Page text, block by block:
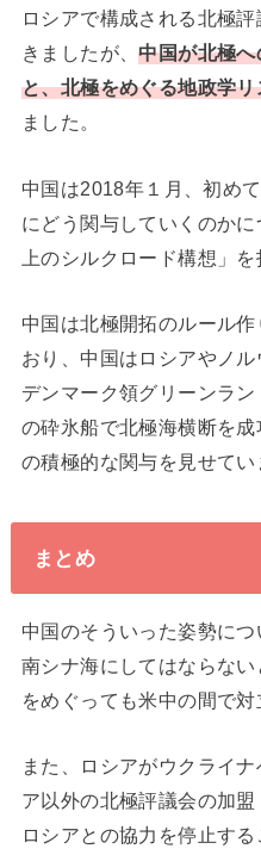
ロシアで構成される北極
きましたが、中国が北極
と、北極をめぐる地政学
ました。
中国は2018年１月、初め
にどう関与していくのか
上のシルクロード構想」を
中国は北極開拓のルール
おり、中国はロシアやノ
デンマーク領グリーンラ
の砕氷船で北極海横断を
の積極的な関与を見せてい
まとめ
中国のそういった姿勢に
南シナ海にしてはならな
をめぐっても米中の間で対
また、ロシアがウクライ
ア以外の北極評議会の加
ロシアとの協力を停止する